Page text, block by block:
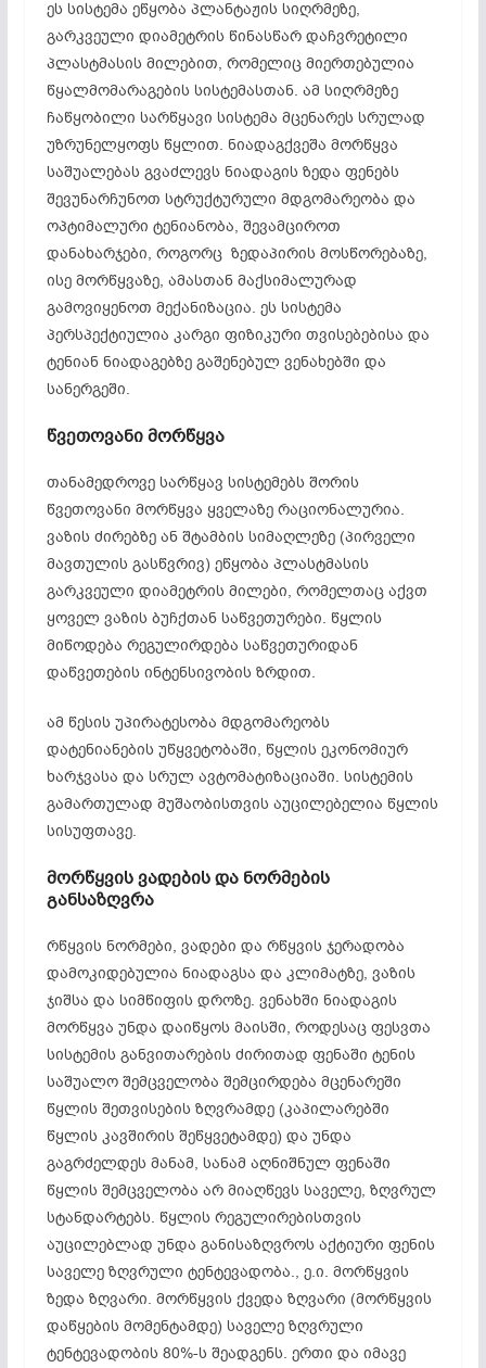
ეს სისტემა ეწყობა პლანტაჟის სიღრმეზე,
გარკვეული დიამეტრის წინასწარ დაჩვრეტილი
პლასტმასის მილებით, რომელიც მიერთებულია
წყალმომარაგების სისტემასთან. ამ სიღრმეზე
ჩაწყობილი სარწყავი სისტემა მცენარეს სრულად
უზრუნელყოფს წყლით. ნიადაგქვეშა მორწყვა
საშუალებას გვაძლევს ნიადაგის ზედა ფენებს
შევუნარჩუნოთ სტრუქტურული მდგომარეობა და
ოპტიმალური ტენიანობა, შევამციროთ
დანახარჯები, როგორც ზედაპირის მოსწორებაზე,
ისე მორწყვაზე, ამასთან მაქსიმალურად
გამოვიყენოთ მექანიზაცია. ეს სისტემა
პერსპექტიულია კარგი ფიზიკური თვისებებისა და
ტენიან ნიადაგებზე გაშენებულ ვენახებში და
სანერგეში.
წვეთოვანიმორწყვა
თანამედროვე სარწყავ სისტემებს შორის
წვეთოვანი მორწყვა ყველაზე რაციონალურია.
ვაზის ძირებზე ან შტამბის სიმაღლეზე (პირველი
მავთულის გასწვრივ) ეწყობა პლასტმასის
გარკვეული დიამეტრის მილები, რომელთაც აქვთ
ყოველ ვაზის ბუჩქთან საწვეთურები. წყლის
მიწოდება რეგულირდება საწვეთურიდან
დაწვეთების ინტენსივობის ზრდით.
ამ წესის უპირატესობა მდგომარეობს
დატენიანების უწყვეტობაში, წყლის ეკონომიურ
ხარჯვასა და სრულ ავტომატიზაციაში. სისტემის
გამართულად მუშაობისთვის აუცილებელია წყლის
სისუფთავე.
მორწყვისვადებისდა ნორმების
განსაზღვრა
რწყვის ნორმები, ვადები და რწყვის ჯერადობა
დამოკიდებულია ნიადაგსა და კლიმატზე, ვაზის
ჯიშსა და სიმწიფის დროზე. ვენახში ნიადაგის
მორწყვა უნდა დაიწყოს მაისში, როდესაც ფესვთა
სისტემის განვითარების ძირითად ფენაში ტენის
საშუალო შემცველობა შემცირდება მცენარეში
წყლის შეთვისების ზღვრამდე (კაპილარებში
წყლის კავშირის შეწყვეტამდე) და უნდა
გაგრძელდეს მანამ, სანამ აღნიშნულ ფენაში
წყლის შემცველობა არ მიაღწევს საველე, ზღვრულ
სტანდარტებს. წყლის რეგულირებისთვის
აუცილებლად უნდა განისაზღვროს აქტიური ფენის
საველე ზღვრული ტენტევადობა., ე.ი. მორწყვის
ზედა ზღვარი. მორწყვის ქვედა ზღვარი (მორწყვის
დაწყების მომენტამდე) საველე ზღვრული
ტენტევადობის 80%-ს შეადგენს. ერთი და იმავე